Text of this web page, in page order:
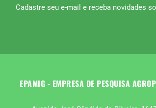
Cadastre seu e-mail e receba novidades
EPAMIG - EMPRESA DE PESQUISA